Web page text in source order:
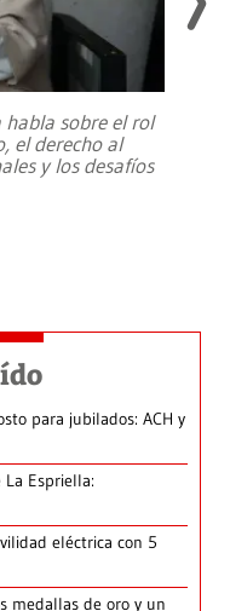
sobre el rol
el derecho al
y los desafíos
para jubilados: ACH y
Espriella:
eléctrica con 5
medallas de oro y un